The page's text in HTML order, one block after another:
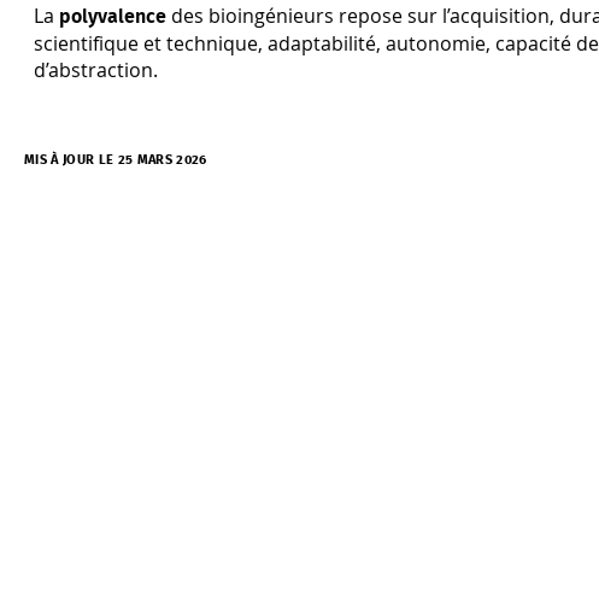
La polyvalence des bioingénieurs repose sur l’acquisition,
scientifique et technique, adaptabilité, autonomie, capacité
d’abstraction.
MIS À JOUR LE 25 MARS 2026